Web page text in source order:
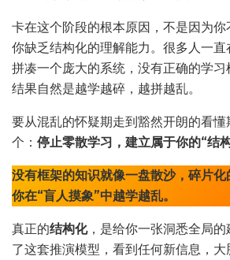
卡在这个阶段的根本原因，不是因为
你缺乏结构化的理解能力。很多人一
拼凑一个庞大的系统，没有正确的学习
结果自然是越学越碎，越拼越乱。
要从混乱的怀疑期走到豁然开朗的看
个： 停止零散学习，建立属于你的“结
没有框架的知识就像一盘散沙，碎片
你在“盲人摸象”中越学越乱。
真正的结构化，是给你一张洞悉全局
了这套推演模型，看到任何新信息，